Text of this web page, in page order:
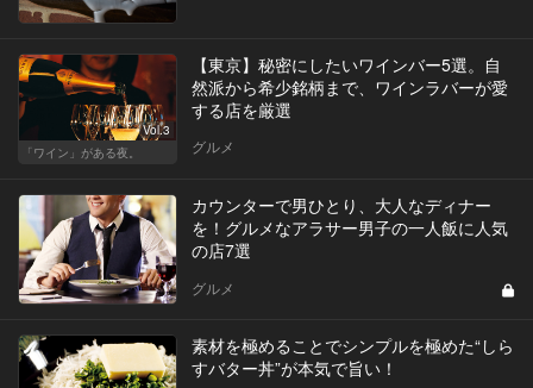
Vol.3
「ワイン」がある夜。
【東京】秘密にしたいワインバー5選。自
然派から希少銘柄まで、ワインラバーが愛
する店を厳選
グルメ
カウンターで男ひとり、大人なディナー
を！グルメなアラサー男子の一人飯に人気
の店7選
グルメ
素材を極めることでシンプルを極めた“しら
すバター丼”が本気で旨い！